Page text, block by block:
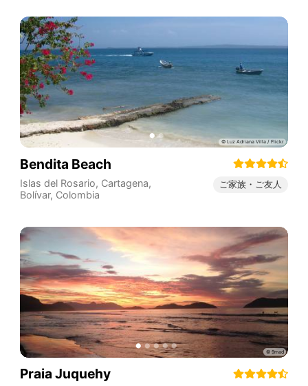
Bendita Beach
Islas del Rosario, Cartagena,
Bolívar, Colombia
ご家族・ご友人
Praia Juquehy